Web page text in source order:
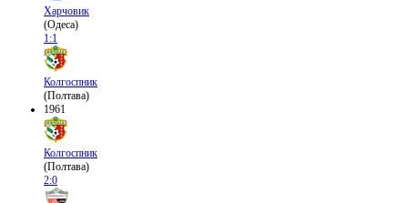
Харчовик
(Одеса)
1:1
Колгоспник
(Полтава)
1961
Колгоспник
(Полтава)
2:0